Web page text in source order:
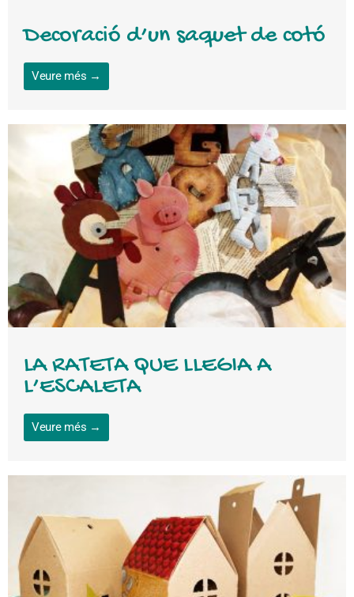
Decoració d’un saquet de cotó
Veure més →
LA RATETA QUE LLEGIA A
L’ESCALETA
Veure més →